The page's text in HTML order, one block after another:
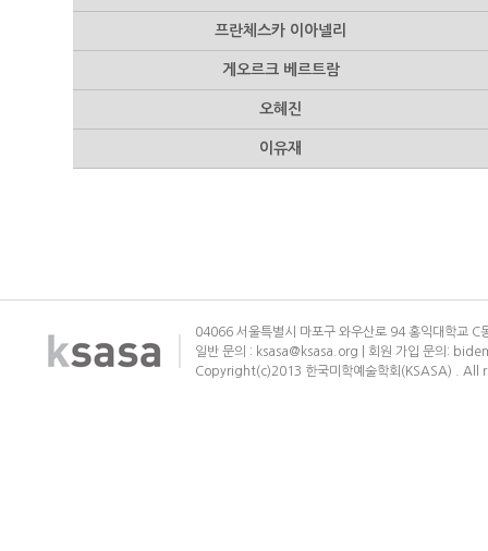
프란체스카 이아넬리
게오르크 베르트람
오혜진
이유재
04066 서울특별시 마포구 와우산로 94 홍익대학교 C
일반 문의 : ksasa@ksasa.org | 회원 가입 문의:
Copyright(c)2013 한국미학예술학회(KSASA) . All